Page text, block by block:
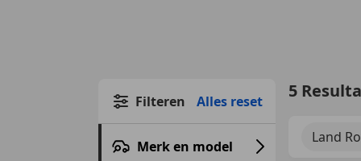
Filteren Alles reset
Merk en model
5
Land